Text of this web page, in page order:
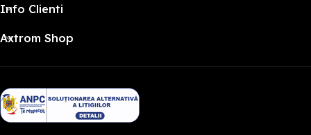
Info Clienti
Axtrom Shop